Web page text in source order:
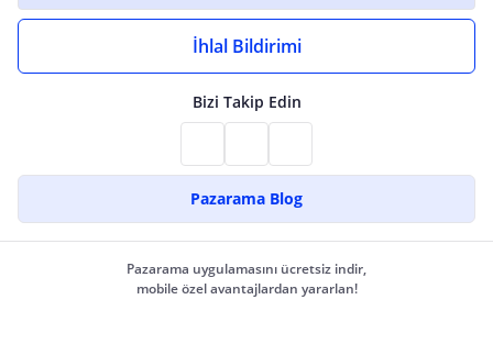
İhlal Bildirimi
Bizi Takip Edin
Pazarama Blog
Pazarama uygulamasını ücretsiz indir,
mobile özel avantajlardan yararlan!